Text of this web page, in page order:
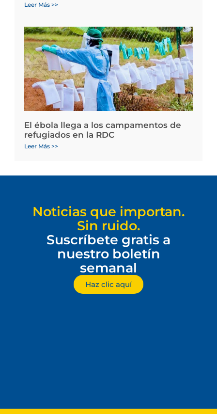
Leer Más >>
El ébola llega a los campamentos de
refugiados en la RDC
Leer Más >>
Noticias que importan.
Sin ruido.
Suscríbete gratis a
nuestro boletín
semanal
Haz clic aquí